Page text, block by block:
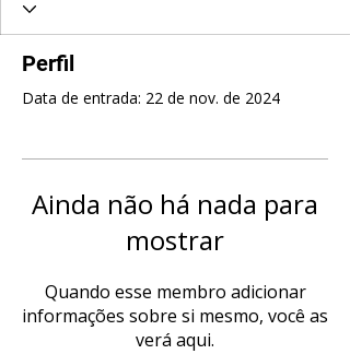
Perfil
Data de entrada: 22 de nov. de 2024
Ainda não há nada para
mostrar
Quando esse membro adicionar
informações sobre si mesmo, você as
verá aqui.